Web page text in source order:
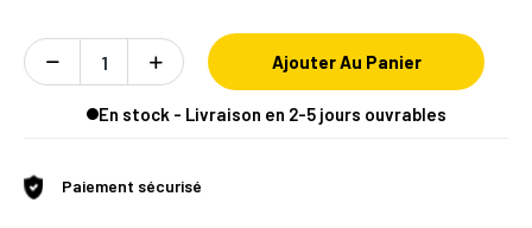
Ajouter Au Panier
En stock - Livraison en 2-5 jours ouvrables
Paiement sécurisé